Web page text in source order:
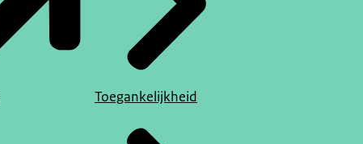
Toegankelijkheid